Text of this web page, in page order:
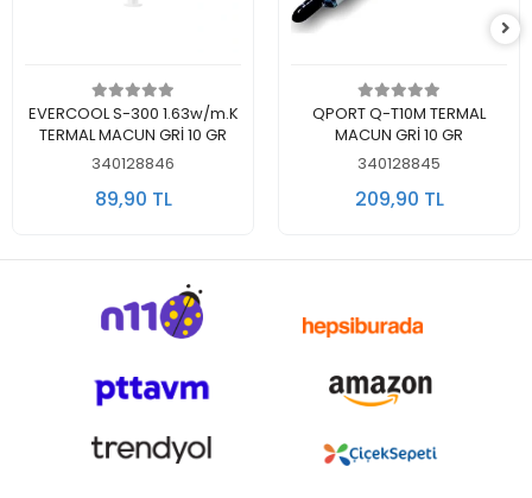
Sepete Ekle
EVERCOOL S-300 1.63w/m.K
TERMAL MACUN GRİ 10 GR
340128846
89,90 TL
Sepete Ekle
QPORT Q-T10M TERMAL
MACUN GRİ 10 GR
340128845
209,90 TL